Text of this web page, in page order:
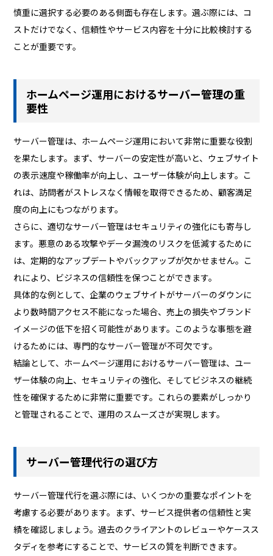
慎重に選択する必要のある側面も存在します。選ぶ際には、コ
ストだけでなく、信頼性やサービス内容を十分に比較検討する
ことが重要です。
ホームページ運用におけるサーバー管理の重
要性
サーバー管理は、ホームページ運用において非常に重要な役割
を果たします。まず、サーバーの安定性が高いと、ウェブサイト
の表示速度や稼働率が向上し、ユーザー体験が向上します。こ
れは、訪問者がストレスなく情報を取得できるため、顧客満足
度の向上にもつながります。
さらに、適切なサーバー管理はセキュリティの強化にも寄与し
ます。悪意のある攻撃やデータ漏洩のリスクを低減するために
は、定期的なアップデートやバックアップが欠かせません。こ
れにより、ビジネスの信頼性を保つことができます。
具体的な例として、企業のウェブサイトがサーバーのダウンに
より数時間アクセス不能になった場合、売上の損失やブランド
イメージの低下を招く可能性があります。このような事態を避
けるためには、専門的なサーバー管理が不可欠です。
結論として、ホームページ運用におけるサーバー管理は、ユー
ザー体験の向上、セキュリティの強化、そしてビジネスの継続
性を確保するために非常に重要です。これらの要素がしっかり
と管理されることで、運用のスムーズさが実現します。
サーバー管理代行の選び方
サーバー管理代行を選ぶ際には、いくつかの重要なポイントを
考慮する必要があります。まず、サービス提供者の信頼性と実
績を確認しましょう。過去のクライアントのレビューやケースス
タディを参考にすることで、サービスの質を判断できます。